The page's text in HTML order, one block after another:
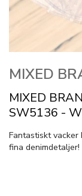
MIXED
MIXED
SW5136 -
Fantastiskt
fina